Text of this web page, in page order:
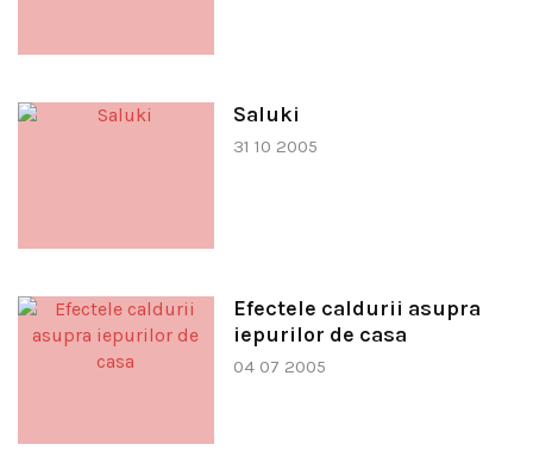
Saluki
31 10 2005
Efectele caldurii asupra
iepurilor de casa
04 07 2005